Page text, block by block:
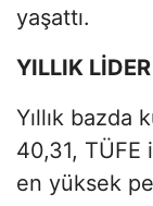
yaşattı.
YILLIK
Yıllık bazda
40,31,
en yüksek